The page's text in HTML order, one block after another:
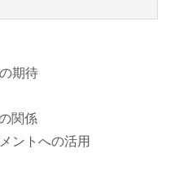
期待
関係
ントへの活用